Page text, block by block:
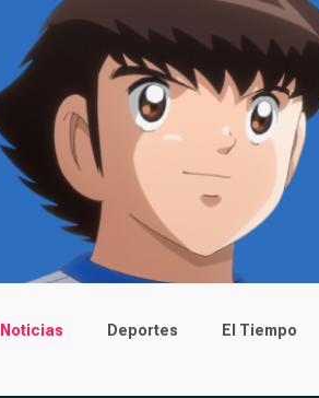
Main menu
Noticias Deportes El Tiempo